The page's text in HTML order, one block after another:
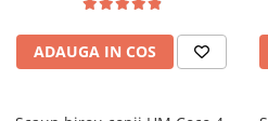
brate, 90 Kg, Negru
ADAUGA IN COS